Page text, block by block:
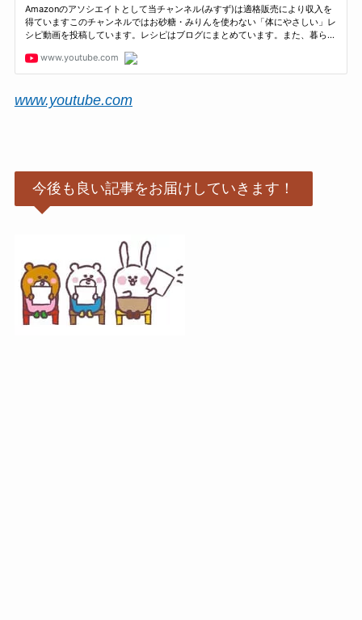
www.youtube.com
今後も良い記事をお届けしていきます！